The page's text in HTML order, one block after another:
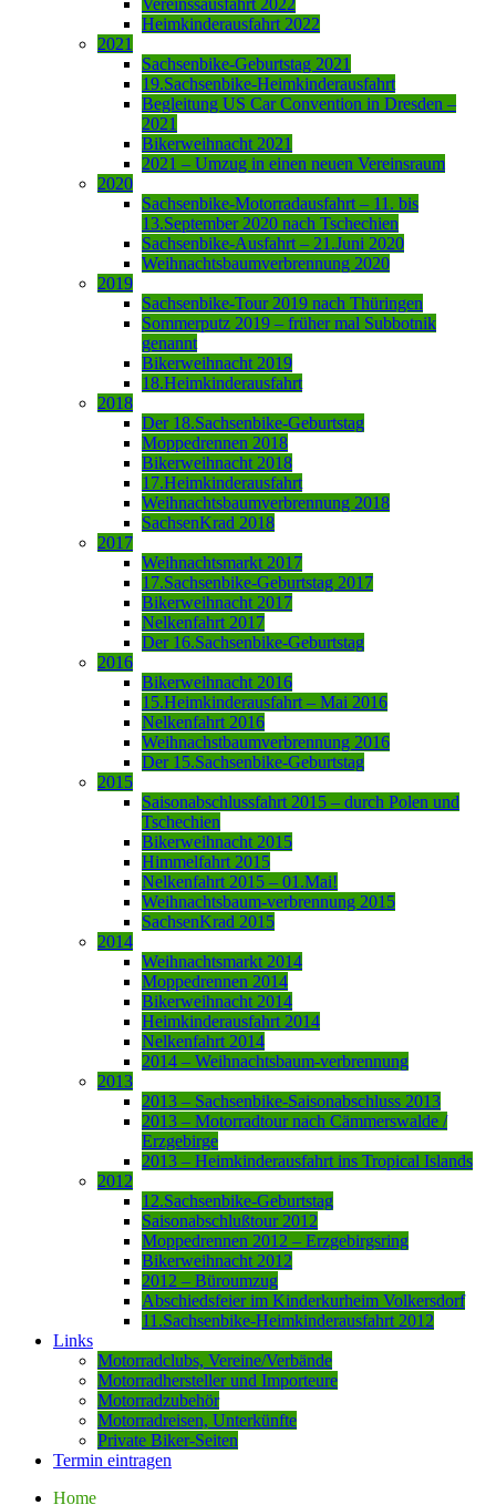
Heimkinderausfahrt 2022
2021
Sachsenbike-Geburtstag 2021
19.Sachsenbike-Heimkinderausfahrt
Begleitung US Car Convention in Dresden –
2021
Bikerweihnacht 2021
2021 – Umzug in einen neuen Vereinsraum
2020
Sachsenbike-Motorradausfahrt – 11. bis
13.September 2020 nach Tschechien
Sachsenbike-Ausfahrt – 21.Juni 2020
Weihnachtsbaumverbrennung 2020
2019
Sachsenbike-Tour 2019 nach Thüringen
Sommerputz 2019 – früher mal Subbotnik
genannt
Bikerweihnacht 2019
18.Heimkinderausfahrt
2018
Der 18.Sachsenbike-Geburtstag
Moppedrennen 2018
Bikerweihnacht 2018
17.Heimkinderausfahrt
Weihnachtsbaumverbrennung 2018
SachsenKrad 2018
2017
Weihnachtsmarkt 2017
17.Sachsenbike-Geburtstag 2017
Bikerweihnacht 2017
Nelkenfahrt 2017
Der 16.Sachsenbike-Geburtstag
2016
Bikerweihnacht 2016
15.Heimkinderausfahrt – Mai 2016
Nelkenfahrt 2016
Weihnachstbaumverbrennung 2016
Der 15.Sachsenbike-Geburtstag
2015
Saisonabschlussfahrt 2015 – durch Polen und
Tschechien
Bikerweihnacht 2015
Himmelfahrt 2015
Nelkenfahrt 2015 – 01.Mai!
Weihnachtsbaum-verbrennung 2015
SachsenKrad 2015
2014
Weihnachtsmarkt 2014
Moppedrennen 2014
Bikerweihnacht 2014
Heimkinderausfahrt 2014
Nelkenfahrt 2014
2014 – Weihnachtsbaum-verbrennung
2013
2013 – Sachsenbike-Saisonabschluss 2013
2013 – Motorradtour nach Cämmerswalde /
Erzgebirge
2013 – Heimkinderausfahrt ins Tropical Islands
2012
12.Sachsenbike-Geburtstag
Saisonabschlußtour 2012
Moppedrennen 2012 – Erzgebirgsring
Bikerweihnacht 2012
2012 – Büroumzug
Abschiedsfeier im Kinderkurheim Volkersdorf
11.Sachsenbike-Heimkinderausfahrt 2012
Links
Motorradclubs, Vereine/Verbände
Motorradhersteller und Importeure
Motorradzubehör
Motorradreisen, Unterkünfte
Private Biker-Seiten
Termin eintragen
Home